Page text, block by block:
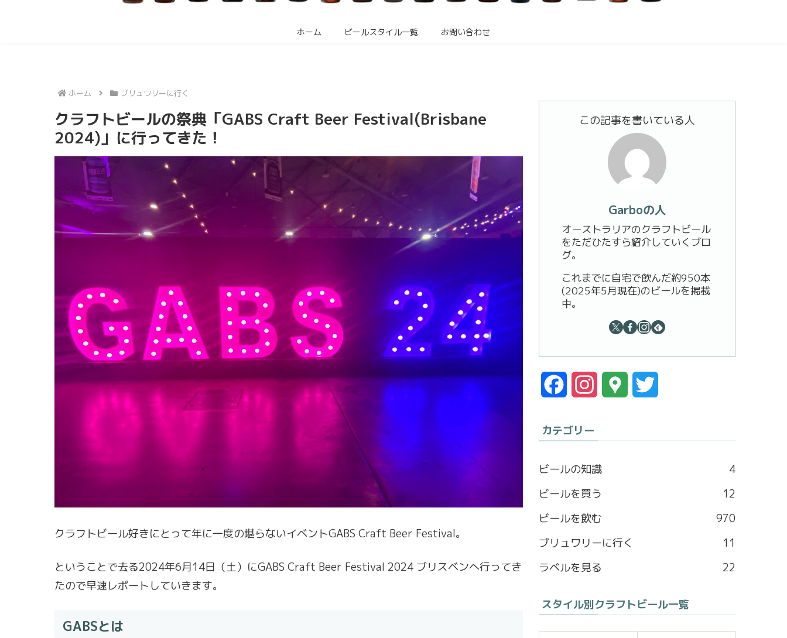
ホーム ビールスタイル一覧 お問い合わせ
ホーム ブリュワリーに行く
クラフトビールの祭典「GABS Craft Beer Festival(Brisbane
2024)」に行ってきた！
クラフトビール好きにとって年に一度の堪らないイベントGABS Craft Beer Festival。
ということで去る2024年6月14日（土）にGABS Craft Beer Festival 2024 ブリスベンへ行ってき
たので早速レポートしていきます。
GABSとは
この記事を書いている人
Garboの人
オーストラリアのクラフトビール
をただひたすら紹介していくブロ
グ。
これまでに自宅で飲んだ約950本
(2025年5月現在)のビールを掲載
中。
c
b
o
o
k
t
a
g
r
a
M
カテゴリー
ビールの知識
4
ビールを買う
12
ビールを飲む
970
ブリュワリーに行く
11
ラベルを見る
22
スタイル別クラフトビール一覧